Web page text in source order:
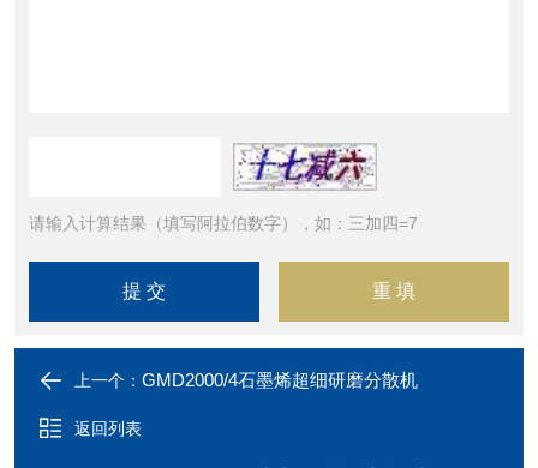
请输入计算结果（填写阿拉伯数字），如：三加四=7
上一个： GMD2000/4石墨烯超细研磨分散机
返回列表